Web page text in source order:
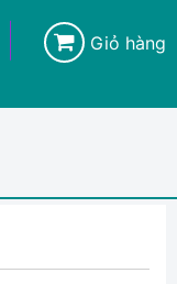
Giỏ hàng